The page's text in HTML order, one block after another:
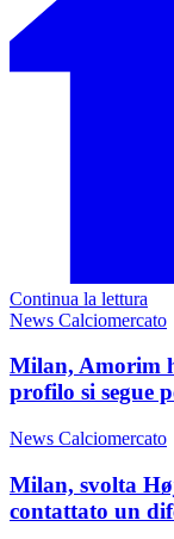
Continua la lettura
News Calciomercato
Milan, Amorim
profilo si segue
News Calciomercato
Milan, svolta
contattato un